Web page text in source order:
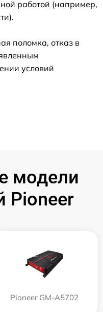
работой (например,
поломка, отказ в
условий
модели
Pioneer
Pioneer GM-A5702